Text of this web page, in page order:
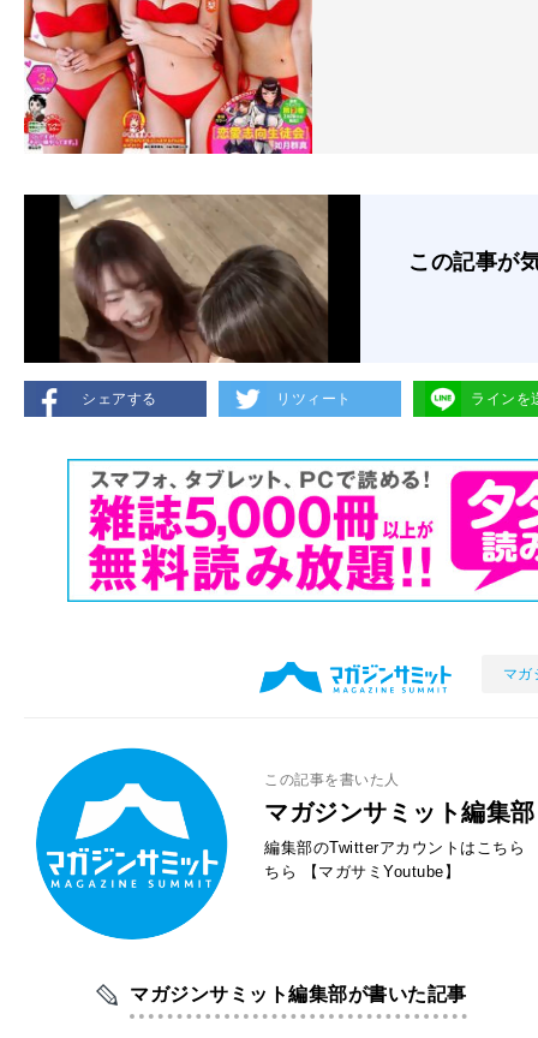
この記事が
シェアする リツィート ラインを
マガ
この記事を書いた人
マガジンサミット編集部
編集部のTwitterアカウントはこちら
ちら
【マガサミYoutube】
マガジンサミット編集部が書いた記事